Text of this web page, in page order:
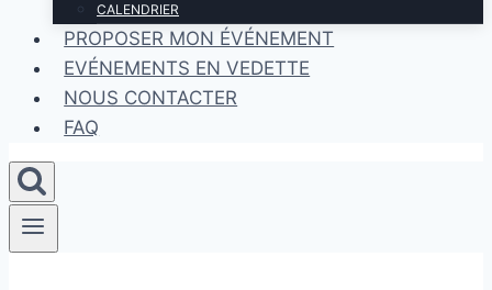
CALENDRIER
PROPOSER MON ÉVÉNEMENT
EVÉNEMENTS EN VEDETTE
NOUS CONTACTER
FAQ